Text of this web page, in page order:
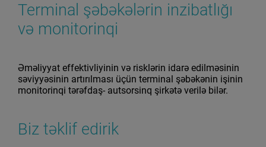
Terminal şəbəkələrin inzibatlığı
və monitorinqi
Əməliyyat effektivliyinin və risklərin idarə edilməsinin
səviyyəsinin artırılması üçün terminal şəbəkənin işinin
monitorinqi tərəfdaş- autsorsinq şirkətə verilə bilər.
Biz təklif edirik